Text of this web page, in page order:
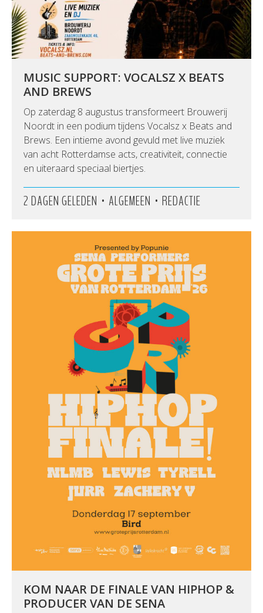
MUSIC SUPPORT: VOCALSZ X BEATS
AND BREWS
Op zaterdag 8 augustus transformeert Brouwerij
Noordt in een podium tijdens Vocalsz x Beats and
Brews. Een intieme avond gevuld met live muziek
van acht Rotterdamse acts, creativiteit, connectie
en uiteraard speciaal biertjes.
2 DAGEN GELEDEN • ALGEMEEN • REDACTIE
KOM NAAR DE FINALE VAN HIPHOP &
PRODUCER VAN DE SENA